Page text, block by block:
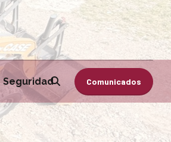
Comunicados
Seguridad